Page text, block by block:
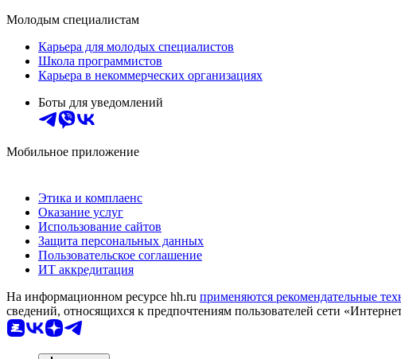
Молодым специалистам
Карьера для молодых специалистов
Школа программистов
Карьера в некоммерческих организациях
Боты для уведомлений
Мобильное приложение
Этика и комплаенс
Оказание услуг
Использование сайтов
Защита персональных данных
Пользовательское соглашение
ИТ аккредитация
На информационном ресурсе hh.ru применяются рекомендательные
сведений, относящихся к предпочтениям пользователей сети